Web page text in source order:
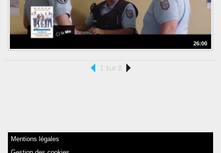
26:00
1 sur 8
Mentions légales